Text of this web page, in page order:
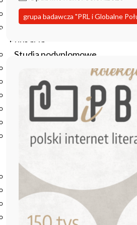
Repozytorium RCIN
Otwarta nauka
Edukacja
Studia podyplomowe
Szkolenia
Szkoła Doktorska Anthropos
Erasmus
Olimpiada Literatury i Języka
Olimpiada Literatury i Języka
Podstawowych
Biblioteka
O bibliotece
Godziny otwarcia
Katalog
Nowości
grupa badawcza "PRL i Globalne